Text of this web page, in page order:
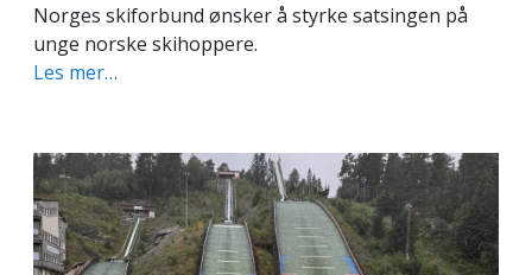
Norges skiforbund ønsker å styrke satsingen på
unge norske skihoppere.
Les mer…